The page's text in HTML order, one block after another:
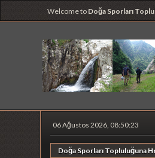
Welcome to Doğa Sporları
06 Ağustos 2026, 08:50:23
Doğa Sporları Topluluğuna